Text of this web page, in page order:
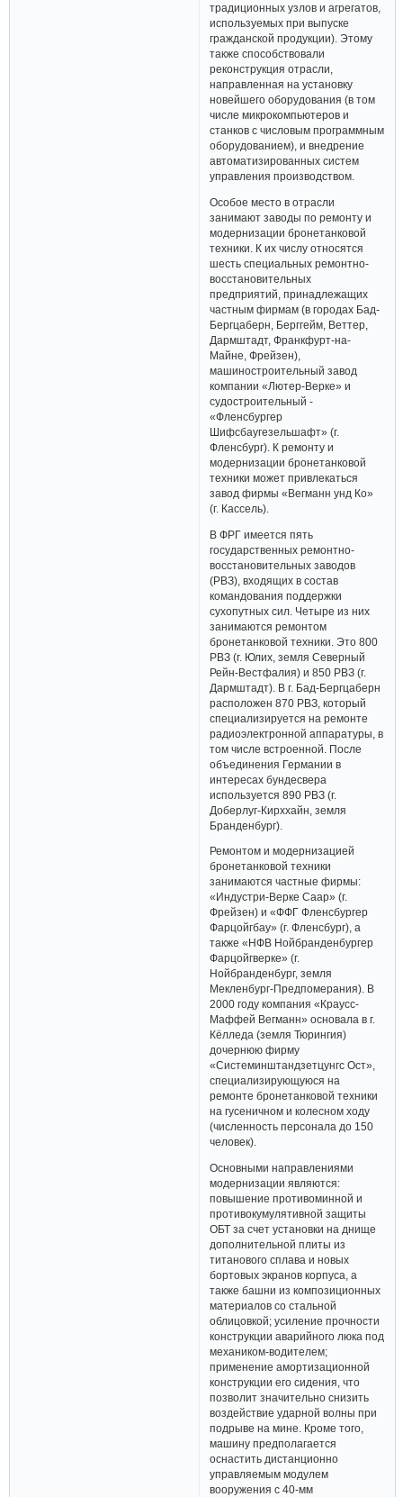
традиционных узлов и агрегатов,
используемых при выпуске
гражданской продукции). Этому
также способствовали
реконструкция отрасли,
направленная на установку
новейшего оборудования (в том
числе микрокомпьютеров и
станков с числовым программным
оборудованием), и внедрение
автоматизированных систем
управления производством.
Особое место в отрасли
занимают заводы по ремонту и
модернизации бронетанковой
техники. К их числу относятся
шесть специальных ремонтно-
восстановительных
предприятий, принадлежащих
частным фирмам (в городах Бад-
Бергцаберн, Берггейм, Веттер,
Дармштадт, Франкфурт-на-
Майне, Фрейзен),
машиностроительный завод
компании «Лютер-Верке» и
судостроительный -
«Фленсбургер
Шифсбаугезельшафт» (г.
Фленсбург). К ремонту и
модернизации бронетанковой
техники может привлекаться
завод фирмы «Вегманн унд Ко»
(г. Кассель).
В ФРГ имеется пять
государственных ремонтно-
восстановительных заводов
(РВЗ), входящих в состав
командования поддержки
сухопутных сил. Четыре из них
занимаются ремонтом
бронетанковой техники. Это 800
РВЗ (г. Юлих, земля Северный
Рейн-Вестфалия) и 850 РВЗ (г.
Дармштадт). В г. Бад-Бергцаберн
расположен 870 РВЗ, который
специализируется на ремонте
радиоэлектронной аппаратуры, в
том числе встроенной. После
объединения Германии в
интересах бундесвера
используется 890 РВЗ (г.
Доберлуг-Кирххайн, земля
Бранденбург).
Ремонтом и модернизацией
бронетанковой техники
занимаются частные фирмы:
«Индустри-Верке Саар» (г.
Фрейзен) и «ФФГ Фленсбургер
Фарцойгбау» (г. Фленсбург), а
также «НФВ Нойбранденбургер
Фарцойгверке» (г.
Нойбранденбург, земля
Мекленбург-Предпомерания). В
2000 году компания «Краусс-
Маффей Вегманн» основала в г.
Кёлледа (земля Тюрингия)
дочернюю фирму
«Системинштандзетцунгс Ост»,
специализирующуюся на
ремонте бронетанковой техники
на гусеничном и колесном ходу
(численность персонала до 150
человек).
Основными направлениями
модернизации являются:
повышение противоминной и
противокумулятивной защиты
ОБТ за счет установки на днище
дополнительной плиты из
титанового сплава и новых
бортовых экранов корпуса, а
также башни из композиционных
материалов со стальной
облицовкой; усиление прочности
конструкции аварийного люка под
механиком-водителем;
применение амортизационной
конструкции его сидения, что
позволит значительно снизить
воздействие ударной волны при
подрыве на мине. Кроме того,
машину предполагается
оснастить дистанционно
управляемым модулем
вооружения с 40-мм